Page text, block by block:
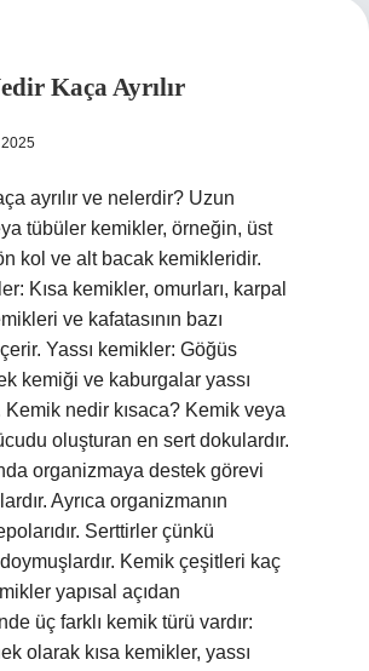
Kaça Ayrılır
ayrılır ve nelerdir? Uzun
tübüler kemikler, örneğin, üst
kol ve alt bacak kemikleridir.
Kısa kemikler, omurları, karpal
ve kafatasının bazı
içerir. Yassı kemikler: Göğüs
kemiği ve kaburgalar yassı
Kemik nedir kısaca? Kemik veya
oluşturan en sert dokulardır.
organizmaya destek görevi
Ayrıca organizmanın
Serttirler çünkü
Kemik çeşitleri kaç
yapısal açıdan
üç farklı kemik türü vardır:
olarak kısa kemikler, yassı